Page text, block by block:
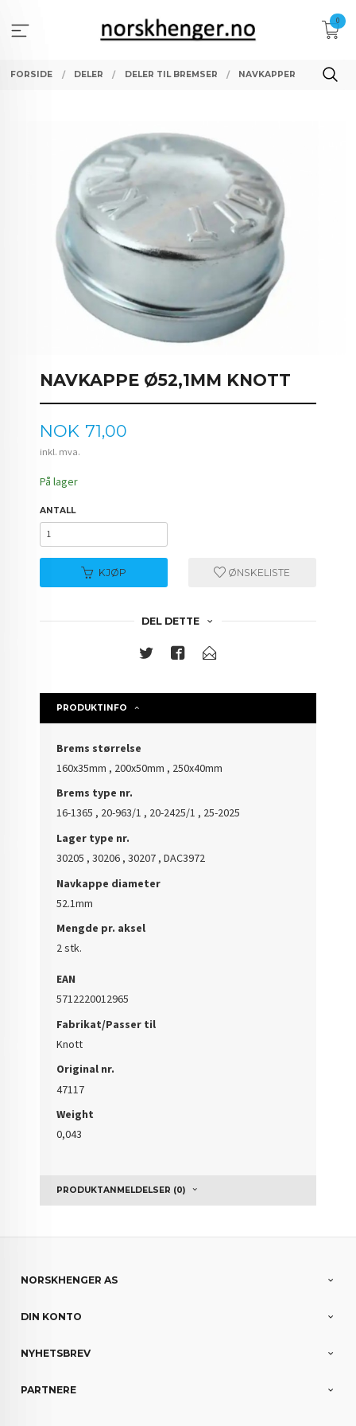
innholdet
0
FORSIDE DELER DELER TIL BREMSER NAVKAPPER
NAVKAPPE Ø52,1MM KNOTT
Pris
NOK 71,00
inkl. mva.
På lager
ANTALL
KJØP ØNSKELISTE
DEL DETTE
PRODUKTINFO
Brems størrelse
160x35mm , 200x50mm , 250x40mm
Brems type nr.
16-1365 , 20-963/1 , 20-2425/1 , 25-2025
Lager type nr.
30205 , 30206 , 30207 , DAC3972
Navkappe diameter
52.1mm
Mengde pr. aksel
2 stk.
EAN
5712220012965
Fabrikat/Passer til
Knott
Original nr.
47117
Weight
0,043
PRODUKTANMELDELSER (0)
NORSKHENGER AS
DIN KONTO
NYHETSBREV
PARTNERE